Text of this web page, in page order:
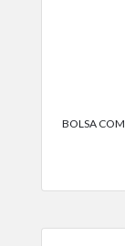
BOLSA